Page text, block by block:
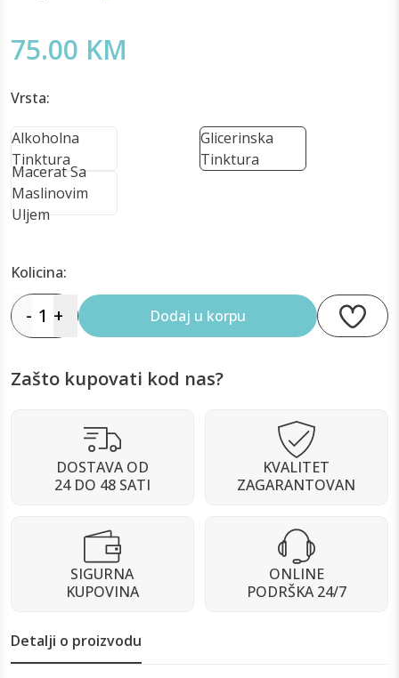
75.00 KM
Vrsta:
Alkoholna
Tinktura
Glicerinska
Tinktura
Macerat Sa
Maslinovim
Uljem
Kolicina:
- 1 + Dodaj u korpu
Zašto kupovati kod nas?
DOSTAVA OD
24 DO 48 SATI
KVALITET
ZAGARANTOVAN
SIGURNA
KUPOVINA
ONLINE
PODRŠKA 24/7
Detalji o proizvodu